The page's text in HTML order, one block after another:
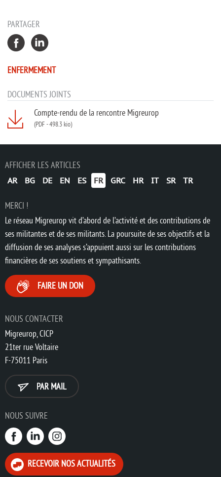
PARTAGER
ENFERMEMENT
DOCUMENTS JOINTS
Compte-rendu de la rencontre Migreurop
(PDF-498.3 kio)
AFFICHER LES ARTICLES
AR BG DE EN ES FR GRC HR IT SR TR
NOUS CONTACTER
Migreurop, CICP
21ter rue Voltaire
F-75011 Paris
PAR MAIL
MERCI !
Le réseau Migreurop vit d’abord de l’activité et des contributions de
ses militantes et de ses militants. La poursuite de ses objectifs et la
diffusion de ses analyses s’appuient aussi sur les contributions
financières de ses soutiens et sympathisants.
FAIRE UN DON
NOUS SUIVRE
RECEVOIR NOS ACTUALITÉS